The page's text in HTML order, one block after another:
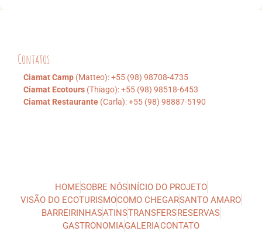
Contatos
Ciamat Camp (Matteo): +55 (98) 98708-4735
Ciamat Ecotours (Thiago): +55 (98) 98518-6453
Ciamat Restaurante (Carla): +55 (98) 98887-5190
HOMESOBRE NÓSINÍCIO DO PROJETO
VISÃO DO ECOTURISMOCOMO CHEGARSANTO AMARO
BARREIRINHASATINSTRANSFERSRESERVAS
GASTRONOMIAGALERIACONTATO